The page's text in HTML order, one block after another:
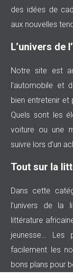
des idées de
aux nouvelles
L’univers de
Notre site est
l’automobile et
bien entretenir
Quels sont les
voiture ou une
suivre lors d’un
Tout sur la
Dans cette
l’univers de la
littérature
jeunesse… Les
facilement les
bons plans pour